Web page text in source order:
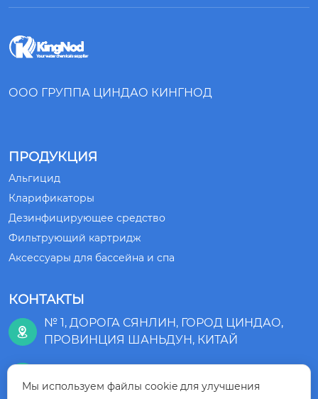
ООО ГРУППА ЦИНДАО КИНГНОД
ПРОДУКЦИЯ
Альгицид
Кларификаторы
Дезинфицирующее средство
Фильтрующий картридж
Аксессуары для бассейна и спа
КОНТАКТЫ

№ 1, ДОРОГА СЯНЛИН, ГОРОД ЦИНДАО,
ПРОВИНЦИЯ ШАНЬДУН, КИТАЙ
Мы используем файлы cookie для улучшения